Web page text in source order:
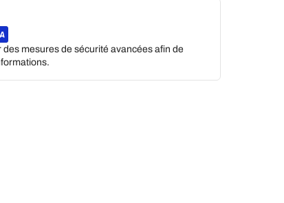
mesures de sécurité avancées afin de